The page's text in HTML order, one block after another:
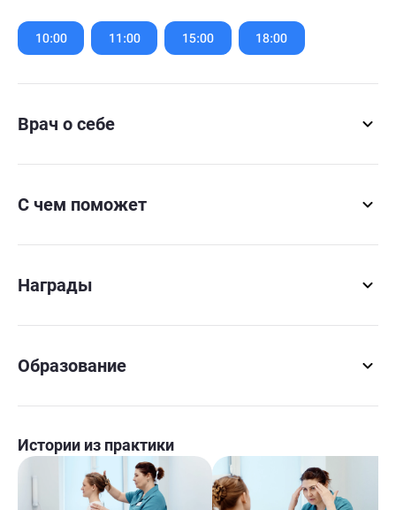
of
6
10:00 11:00 15:00 18:00
Врач о себе
С чем поможет
Награды
Образование
Истории из практики